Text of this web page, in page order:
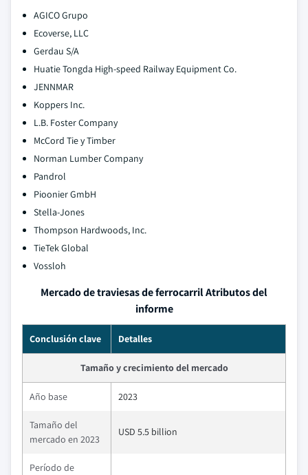
AGICO Grupo
Ecoverse, LLC
Gerdau S/A
Huatie Tongda High-speed Railway Equipment Co.
JENNMAR
Koppers Inc.
L.B. Foster Company
McCord Tie y Timber
Norman Lumber Company
Pandrol
Pioonier GmbH
Stella-Jones
Thompson Hardwoods, Inc.
TieTek Global
Vossloh
Mercado de traviesas de ferrocarril Atributos del
informe
Conclusión clave Detalles
Tamaño y crecimiento del mercado
Año base 2023
Tamaño del
mercado en 2023
USD 5.5 billion
Período de